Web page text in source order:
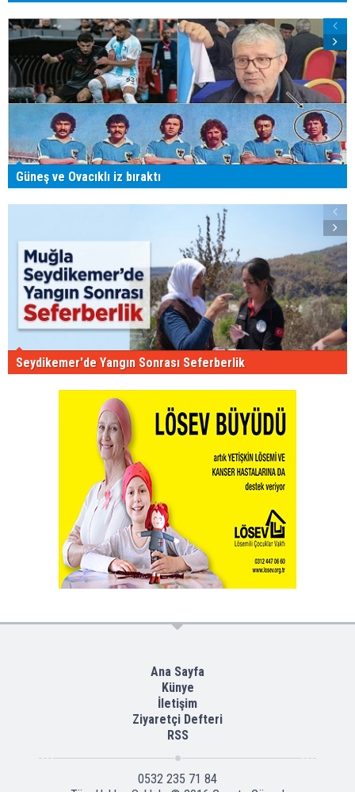
Güneş ve Ovacıklı iz bıraktı
Seydikemer'de Yangın Sonrası Seferberlik
Ana Sayfa
Künye
İletişim
Ziyaretçi Defteri
RSS
0532 235 71 84